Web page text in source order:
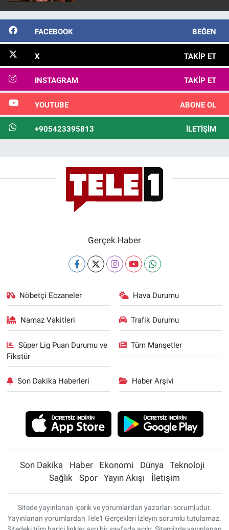
FACEBOOK BEĞEN
X TAKIP ET
INSTAGRAM TAKIP ET
YOUTUBE ABONE OL
+905423395813 İLETIŞIM
Gerçek Haber
Nöbetçi Eczaneler Hava Durumu
Namaz Vakitleri Trafik Durumu
Süper Lig Puan Durumu ve
Fikstür
Tüm Manşetler
Son Dakika Haberleri Haber Arşivi
Son Dakika Haber Ekonomi Dünya
Teknoloji
Sağlık
Spor Yayın Akışı İletişim
Sitede yayınlanan içerik ve yorumlardan yazarları sorumludur.
Yayınlanan yorumlardan Tele1 Gerçekleri İzleyin sorumlu tutulamaz.